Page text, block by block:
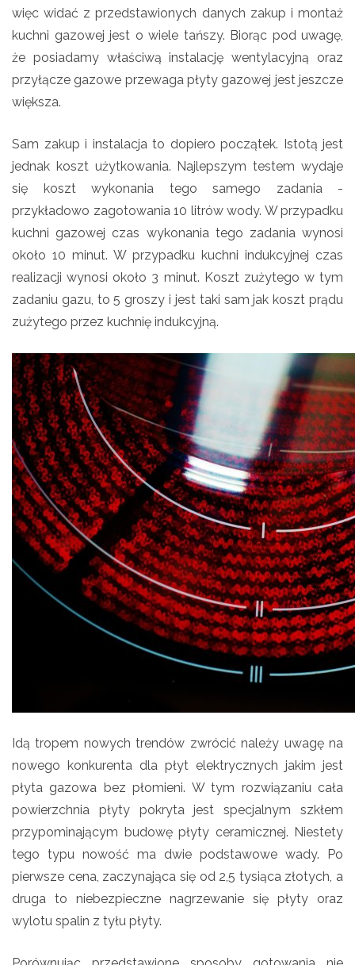
więc widać z przedstawionych danych zakup i montaż
kuchni gazowej jest o wiele tańszy. Biorąc pod uwagę,
że posiadamy właściwą instalację wentylacyjną oraz
przyłącze gazowe przewaga płyty gazowej jest jeszcze
większa.
Sam zakup i instalacja to dopiero początek. Istotą jest
jednak koszt użytkowania. Najlepszym testem wydaje
się koszt wykonania tego samego zadania -
przykładowo zagotowania 10 litrów wody. W przypadku
kuchni gazowej czas wykonania tego zadania wynosi
około 10 minut. W przypadku kuchni indukcyjnej czas
realizacji wynosi około 3 minut. Koszt zużytego w tym
zadaniu gazu, to 5 groszy i jest taki sam jak koszt prądu
zużytego przez kuchnię indukcyjną.
Idą tropem nowych trendów zwrócić należy uwagę na
nowego konkurenta dla płyt elektrycznych jakim jest
płyta gazowa bez płomieni. W tym rozwiązaniu cała
powierzchnia płyty pokryta jest specjalnym szkłem
przypominającym budowę płyty ceramicznej. Niestety
tego typu nowość ma dwie podstawowe wady. Po
pierwsze cena, zaczynająca się od 2,5 tysiąca złotych, a
druga to niebezpieczne nagrzewanie się płyty oraz
wylotu spalin z tyłu płyty.